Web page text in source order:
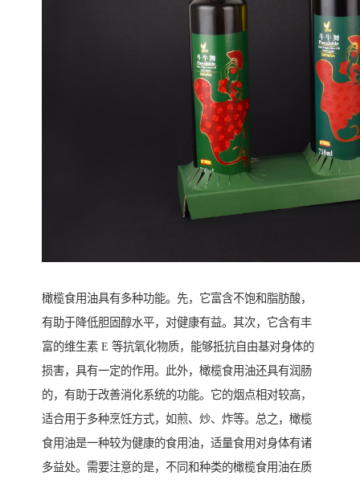
橄榄食用油具有多种功能。先，它富含不饱和脂肪酸，
有助于降低胆固醇水平，对健康有益。其次，它含有丰
富的维生素 E 等抗氧化物质，能够抵抗自由基对身体的
损害，具有一定的作用。此外，橄榄食用油还具有润肠
的，有助于改善消化系统的功能。它的烟点相对较高，
适合用于多种烹饪方式，如煎、炒、炸等。总之，橄榄
食用油是一种较为健康的食用油，适量食用对身体有诸
多益处。需要注意的是，不同和种类的橄榄食用油在质